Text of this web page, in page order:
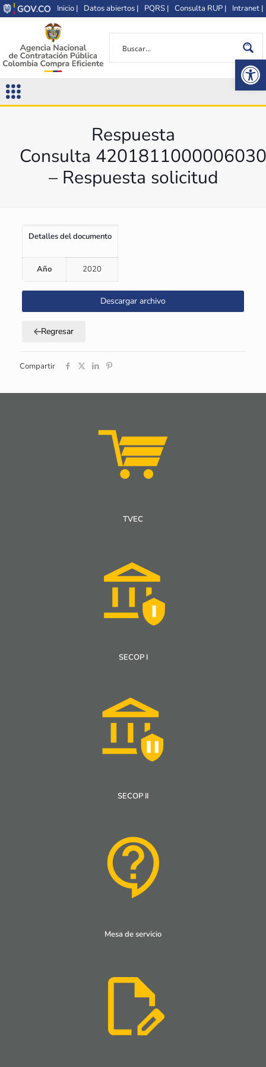
Inicio | Datos abiertos | PQRS | Consulta RUP | Intranet |
Respuesta
Consulta 4201811000006030
– Respuesta solicitud
Detalles del documento
Año 2020
Descargar archivo
Regresar
Compartir
TVEC
SECOP I
SECOP II
Mesa de servicio